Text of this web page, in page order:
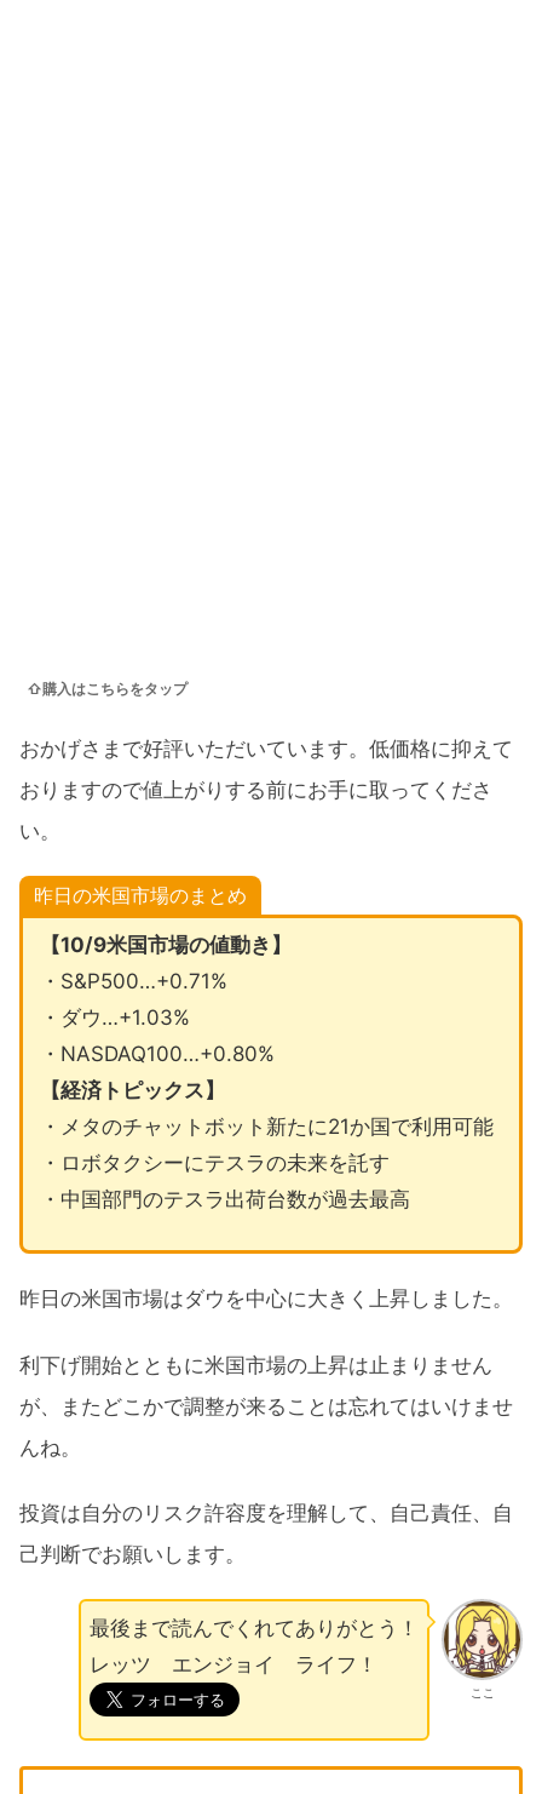
⇧購入はこちらをタップ
おかげさまで好評いただいています。低価格に抑えて
おりますので値上がりする前にお手に取ってくださ
い。
昨日の米国市場のまとめ
【10/9米国市場の値動き】
・S&P500…+0.71%
・ダウ…+1.03%
・NASDAQ100…+0.80%
【経済トピックス】
・メタのチャットボット新たに21か国で利用可能
・ロボタクシーにテスラの未来を託す
・中国部門のテスラ出荷台数が過去最高
昨日の米国市場はダウを中心に大きく上昇しました。
利下げ開始とともに米国市場の上昇は止まりません
が、またどこかで調整が来ることは忘れてはいけませ
んね。
投資は自分のリスク許容度を理解して、自己責任、自
己判断でお願いします。
ここ
最後まで読んでくれてありがとう！
レッツ エンジョイ ライフ！